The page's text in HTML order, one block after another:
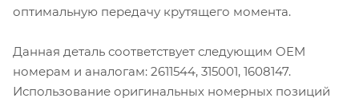
оптимальную передачу крутящего момента.
Данная деталь соответствует следующим OEM
номерам и аналогам: 2611544, 315001, 1608147.
Использование оригинальных номерных позиций